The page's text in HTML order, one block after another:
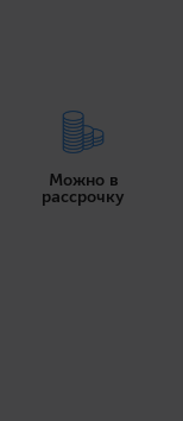
Можно в
рассрочку